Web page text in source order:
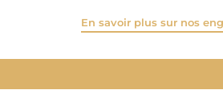
En savoir plus sur nos